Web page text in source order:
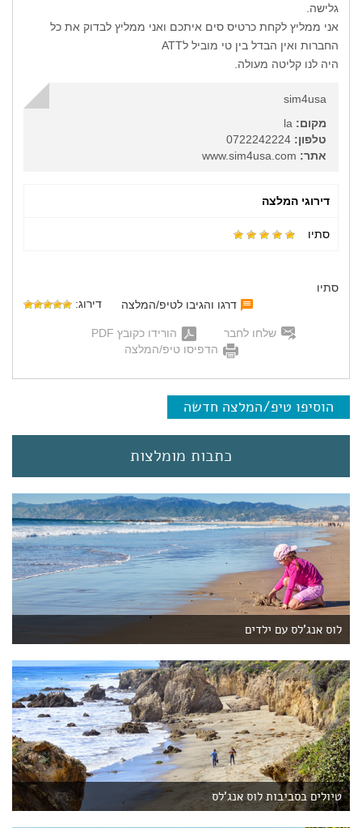
גלישה.
אני ממליץ לקחת כרטיס סים איתכם ואני ממליץ לבדוק את כל
החברות ואין הבדל בין טי מוביל לATT
היה לנו קליטה מעולה.
sim4usa
מקום:
טלפון:
אתר:
דירוגי המלצה
סתיו
סתיו
דרגו והגיבו לטיפ/המלצה
דירוג:
שלחו לחבר
הורידו כקובץ PDF
הדפיסו טיפ/המלצה
הוסיפו טיפ/המלצה חדשה
כתבות מומלצות
לוס אנג'לס עם ילדים
טיולים בסביבות לוס אנג'לס